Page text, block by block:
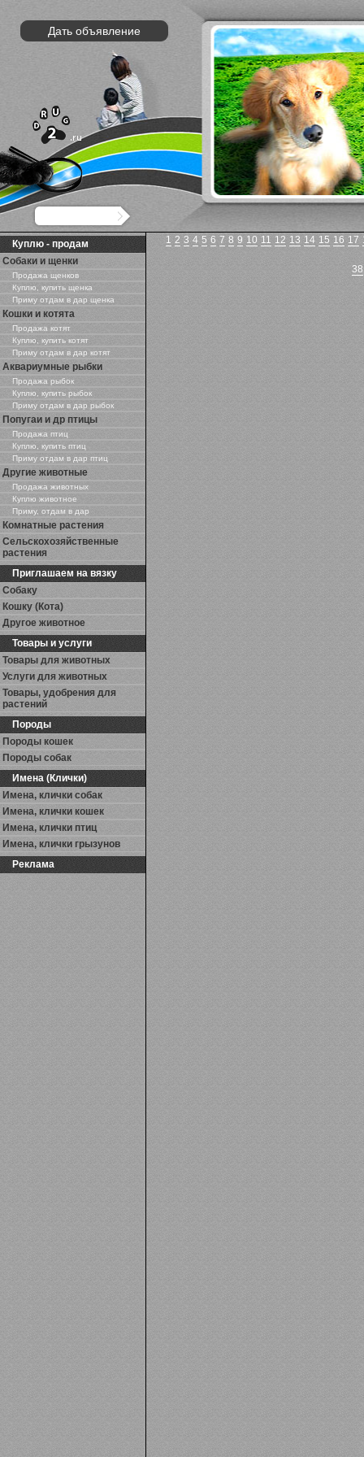
Дать объявление
1 2 3 4 5 6 7 8 9 10 11 12 13 14 15 16 17
38
Куплю - продам
Собаки и щенки
Продажа щенков
Куплю, купить щенка
Приму отдам в дар щенка
Кошки и котята
Продажа котят
Куплю, купить котят
Приму отдам в дар котят
Аквариумные рыбки
Продажа рыбок
Куплю, купить рыбок
Приму отдам в дар рыбок
Попугаи и др птицы
Продажа птиц
Куплю, купить птиц
Приму отдам в дар птиц
Другие животные
Продажа животных
Куплю животное
Приму, отдам в дар
Комнатные растения
Сельскохозяйственные
растения
Приглашаем на вязку
Собаку
Кошку (Кота)
Другое животное
Товары и услуги
Товары для животных
Услуги для животных
Товары, удобрения для
растений
Породы
Породы кошек
Породы собак
Имена (Клички)
Имена, клички собак
Имена, клички кошек
Имена, клички птиц
Имена, клички грызунов
Реклама